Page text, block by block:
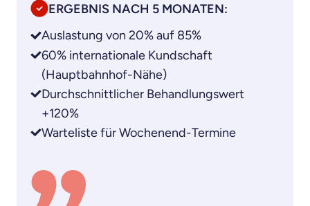
ERGEBNIS NACH 5 MONATEN:
Auslastung von 20% auf 85%
60% internationale Kundschaft
(Hauptbahnhof-Nähe)
Durchschnittlicher Behandlungswert
+120%
Warteliste für Wochenend-Termine